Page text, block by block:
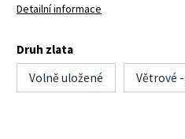
Detailní informace
Druh zlata
Volně uložené
Větrové